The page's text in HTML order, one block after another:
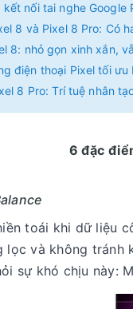
nối tai nghe Google
8 và Pixel 8 Pro: Có
8: nhỏ gọn xinh xắn,
điện thoại Pixel tối
8 Pro: Trí tuệ nhân
6 đặc
toái khi dữ liệu
lọc và không tránh
sự khó chịu này: